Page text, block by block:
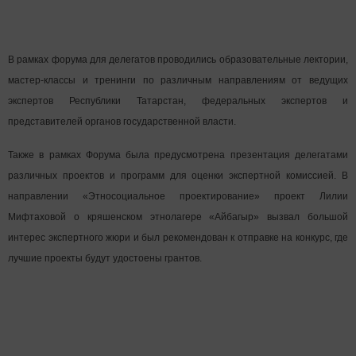
В рамках форума для делегатов проводились образовательные лектории,
мастер-классы и тренинги по различным направлениям от ведущих
экспертов Республики Татарстан, федеральных экспертов и
представителей органов государственной власти.
Также в рамках Форума была предусмотрена презентация делегатами
различных проектов и программ для оценки экспертной комиссией. В
направлении «Этносоциальное проектирование» проект Лилии
Мифтаховой о кряшенском этнолагере «Айбагыр» вызвал большой
интерес экспертного жюри и был рекомендован к отправке на конкурс, где
лучшие проекты будут удостоены грантов.